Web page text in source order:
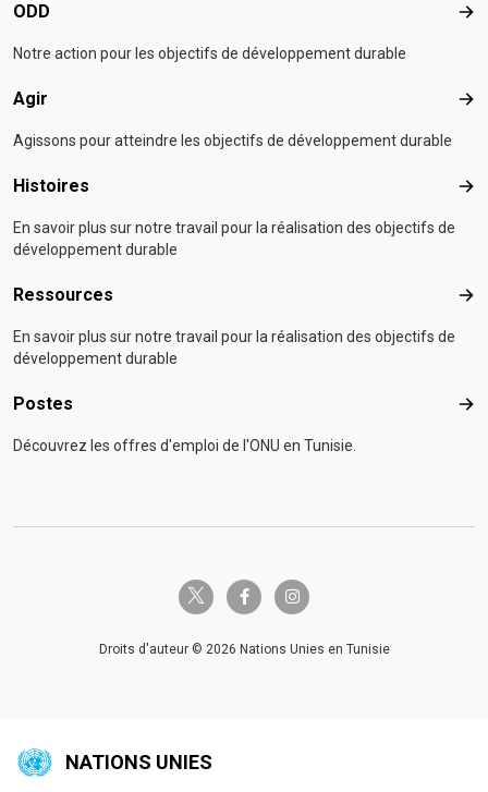
ODD
Notre action pour les objectifs de développement durable
Agir Agir
Agissons pour atteindre les objectifs de développement durable
Histoires
En savoir plus sur notre travail pour la réalisation des objectifs de
développement durable
Ressources
En savoir plus sur notre travail pour la réalisation des objectifs de
développement durable
Postes
Découvrez les offres d'emploi de l'ONU en Tunisie.
twitter-x facebook-finstagram
Droits d'auteur © 2026 Nations Unies en Tunisie
NATIONS UNIES